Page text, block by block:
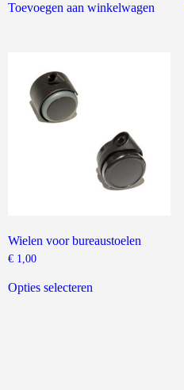
Toevoegen aan winkelwagen
Wielen voor bureaustoelen
€ 1,00
Opties selecteren